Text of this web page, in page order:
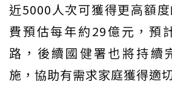
近5000人次可獲得更高額
費預估每年約29億元，預
路，後續國健署也將持續
施，協助有需求家庭獲得適